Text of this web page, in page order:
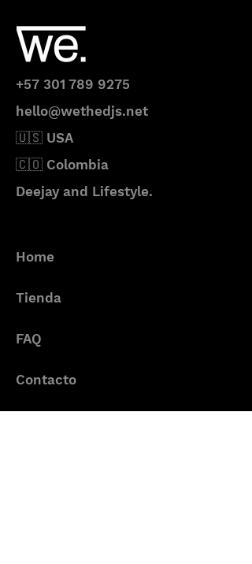
+57 301 789 9275
hello@wethedjs.net
🇺🇸 USA
🇨🇴 Colombia
Deejay and Lifestyle.
Home
Tienda
FAQ
Contacto